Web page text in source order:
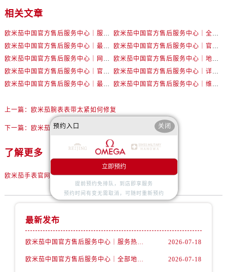
辽宁省阜新市海州区解放大街售后服务中心（需提前预约）
辽宁省葫芦岛市连山区中央路售后服务中心（需提前预约）
辽宁省锦州市古塔区中央大街售后服务中心（需提前预约）
辽宁省辽阳市白塔区新运大街售后服务中心（需提前预约）
辽宁省盘锦市兴隆台区石油大街售后服务中心（需提前预约）
内蒙古自治区阿拉善盟市左旗土尔扈特大街售后服务中心（需提前预约）
内蒙古自治区包头市青山区幸福路甲3号王府井百货名表维修售后服务中心（需提前预约）
相关文章
欧米茄中国官方售后服务中心｜服务热线及详细地址权威信息公告（2026年7月最新）
欧米茄中国官方售后服务中心｜全部地址与售后电话权威信息声明（2026年7月最新）
欧米茄中国官方售后服务中心｜最新地址及官方服务热线权威信息公告（2026年7月最新）
欧米茄中国官方售后服务中心｜官方电话和维修地址权威信息公告（2026年7月最新）
欧米茄中国官方售后服务中心｜网点地址和官方热线权威信息通知（2026年7月最新）
欧米茄中国官方售后服务中心｜地址与24小时服务电话权威信息公告（2026年7月最新）
欧米茄中国官方售后服务中心｜官方地址与售后电话权威信息公告（2026年7月最新）
欧米茄中国官方售后服务中心｜详细地址与官方电话权威信息通告（2026年7月最新）
欧米茄中国官方售后服务中心｜最新热线电话与地址权威信息公告（2026年7月最新）
欧米茄中国官方售后服务中心｜维修地址与售后服务电话权威信息声明（2026年7月最新）
上一篇： 欧米茄腕表表带太紧如何修复
下一篇： 欧米茄手表表针脱落解决技巧
了解更多
欧米茄手表官网维修点查询
最新发布
欧米茄中国官方售后服务中心｜服务热线及详细地址权威信息公告（2026年7月最新） 2026-07-18
欧米茄中国官方售后服务中心｜全部地址与售后电话权威信息声明（2026年7月最新） 2026-07-18
预约入口 关闭
立即预约
提前预约免排队，到店即享服务
预约时间有变无需取消，可随时重新预约